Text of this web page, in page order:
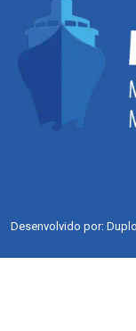
Desenvolvido por: